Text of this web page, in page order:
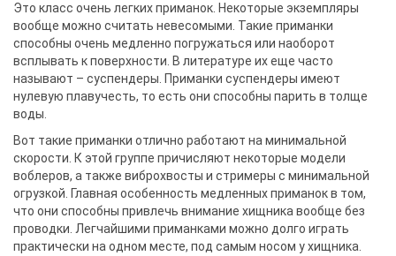
Это класс очень легких приманок. Некоторые экземпляры
вообще можно считать невесомыми. Такие приманки
способны очень медленно погружаться или наоборот
всплывать к поверхности. В литературе их еще часто
называют – суспендеры. Приманки суспендеры имеют
нулевую плавучесть, то есть они способны парить в толще
воды.
Вот такие приманки отлично работают на минимальной
скорости. К этой группе причисляют некоторые модели
воблеров, а также виброхвосты и стримеры с минимальной
огрузкой. Главная особенность медленных приманок в том,
что они способны привлечь внимание хищника вообще без
проводки. Легчайшими приманками можно долго играть
практически на одном месте, под самым носом у хищника.